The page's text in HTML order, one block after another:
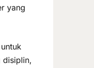
yang
disiplin,